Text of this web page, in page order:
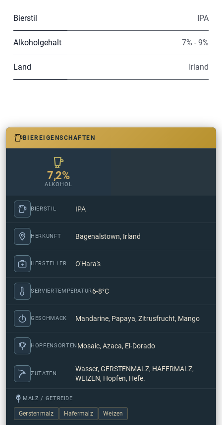
Bierstil IPA
Alkoholgehalt 7% - 9%
Land Irland
BIEREIGENSCHAFTEN
7,2%
ALKOHOL
BIERSTIL IPA
HERKUNFT Bagenalstown, Irland
HERSTELLER O'Hara's
SERVIERTEMPERATUR6-8°C
GESCHMACK Mandarine, Papaya, Zitrusfrucht, Mango
HOPFENSORTEN Mosaic, Azaca, El-Dorado
ZUTATEN
Wasser, GERSTENMALZ, HAFERMALZ,
WEIZEN, Hopfen, Hefe.
MALZ / GETREIDE
Gerstenmalz Hafermalz Weizen